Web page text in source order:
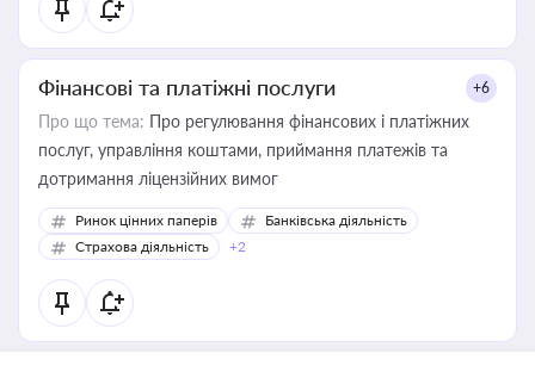
Фінансові та платіжні послуги +6
Про що тема: Про регулювання фінансових і платіжних
послуг, управління коштами, приймання платежів та
дотримання ліцензійних вимог
Ринок цінних паперів
Банківська діяльність
Страхова діяльність
+2